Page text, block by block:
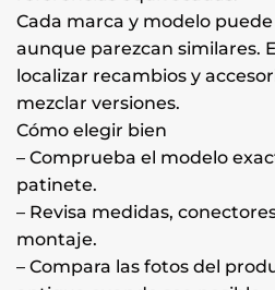
Cada marca y modelo
aunque parezcan similares.
localizar recambios y
mezclar versiones.
Cómo elegir bien
– Comprueba el modelo
patinete.
– Revisa medidas,
montaje.
– Compara las fotos del